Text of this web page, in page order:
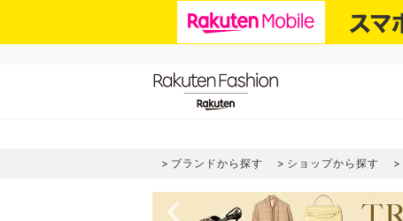
ブランドから探す ショップから探す
navigate_before